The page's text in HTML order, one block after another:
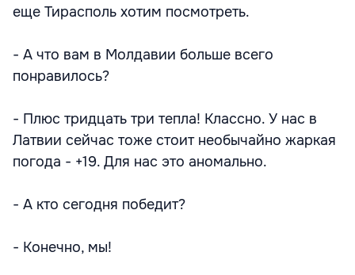
еще Тирасполь хотим посмотреть.
- А что вам в Молдавии больше всего
понравилось?
- Плюс тридцать три тепла! Классно. У нас в
Латвии сейчас тоже стоит необычайно жаркая
погода - +19. Для нас это аномально.
- А кто сегодня победит?
- Конечно, мы!